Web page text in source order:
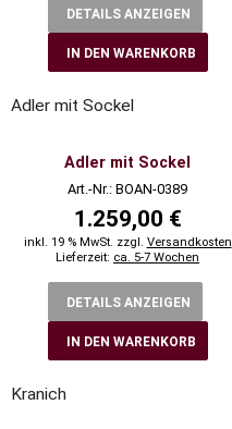
DETAILS ANZEIGEN
IN DEN WARENKORB
Adler mit Sockel
Adler mit Sockel
Art.-Nr.: BOAN-0389
1.259,00 €
inkl. 19 % MwSt. zzgl. Versandkosten
Lieferzeit: ca. 5-7 Wochen
DETAILS ANZEIGEN
IN DEN WARENKORB
Kranich